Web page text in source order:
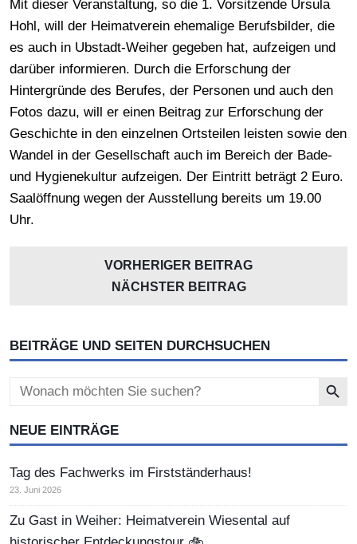
Mit dieser Veranstaltung, so die 1. Vorsitzende Ursula
Hohl, will der Heimatverein ehemalige Berufsbilder, die
es auch in Ubstadt-Weiher gegeben hat, aufzeigen und
darüber informieren. Durch die Erforschung der
Hintergründe des Berufes, der Personen und auch den
Fotos dazu, will er einen Beitrag zur Erforschung der
Geschichte in den einzelnen Ortsteilen leisten sowie den
Wandel in der Gesellschaft auch im Bereich der Bade-
und Hygienekultur aufzeigen. Der Eintritt beträgt 2 Euro.
Saalöffnung wegen der Ausstellung bereits um 19.00
Uhr.
VORHERIGER BEITRAG
NÄCHSTER BEITRAG
BEITRÄGE UND SEITEN DURCHSUCHEN
Search
for:
NEUE EINTRÄGE
Tag des Fachwerks im Firstständerhaus!
23. Juni 2026
Zu Gast in Weiher: Heimatverein Wiesental auf